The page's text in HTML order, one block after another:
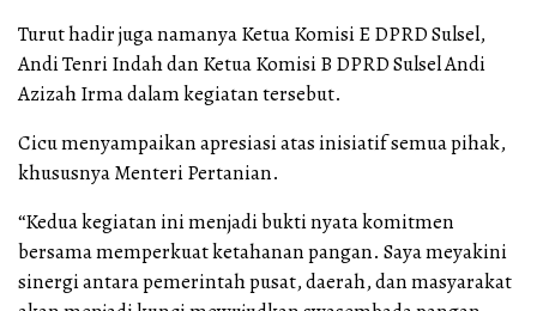
Turut hadir juga namanya Ketua Komisi E DPRD Sulsel,
Andi Tenri Indah dan Ketua Komisi B DPRD Sulsel Andi
Azizah Irma dalam kegiatan tersebut.
Cicu menyampaikan apresiasi atas inisiatif semua pihak,
khususnya Menteri Pertanian.
“Kedua kegiatan ini menjadi bukti nyata komitmen
bersama memperkuat ketahanan pangan. Saya meyakini
sinergi antara pemerintah pusat, daerah, dan masyarakat